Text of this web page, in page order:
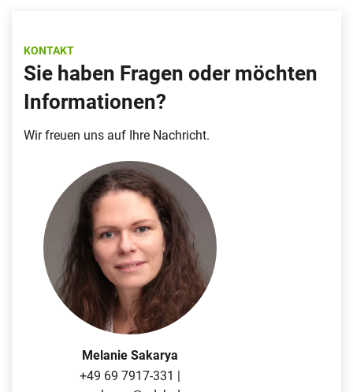
KONTAKT
Sie haben Fragen oder möchten
Informationen?
Wir freuen uns auf Ihre Nachricht.
Melanie Sakarya
+49 69 7917-331 |